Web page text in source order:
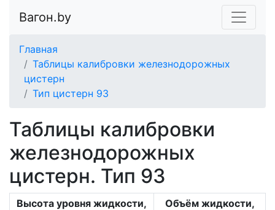
Вагон.by
Главная
Таблицы калибровки железнодорожных
цистерн
Тип цистерн 93
Таблицы калибровки
железнодорожных
цистерн. Тип 93
Высота уровня жидкости,
Объём жидкости,